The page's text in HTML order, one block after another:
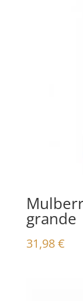
grande
31,98€